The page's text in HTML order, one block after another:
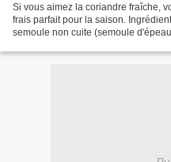
Si vous aimez la coriandre fraîche,
frais parfait pour la saison.
semoule non cuite (semoule